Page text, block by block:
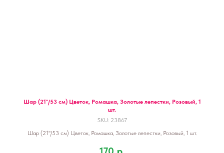
Шар (21''/53 см) Цветок, Ромашка, Золотые лепестки, Розовый, 1
шт.
SKU: 23867
Шар (21''/53 см) Цветок, Ромашка, Золотые лепестки, Розовый, 1 шт.